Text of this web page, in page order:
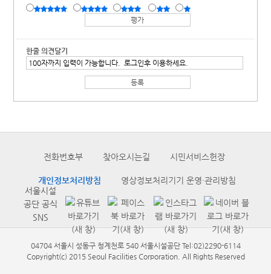
한줄 의견달기
전화번호부 찾아오시는길 시민서비스헌장
개인정보처리방침
영상정보처리기기 운영·관리방침
서울시설
공단 공식
SNS
04704 서울시 성동구 청계천로 540 서울시설공단 Tel:02)2290-6114
Copyright(c) 2015 Seoul Facilities Corporation. All Rights Reserved